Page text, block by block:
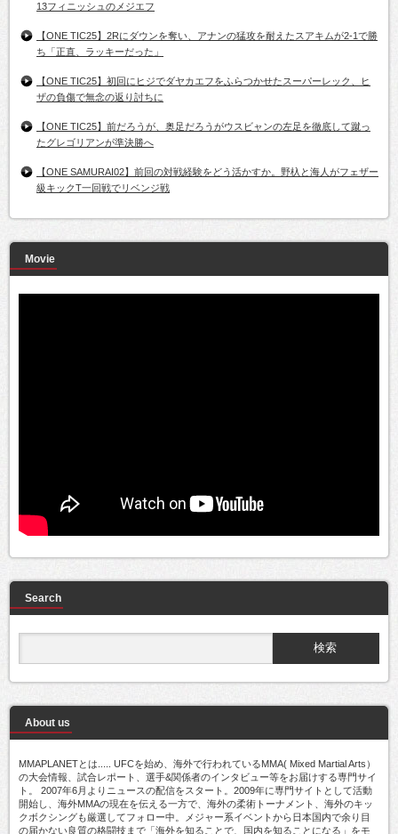
13フィニッシュのメジエフ
【ONE TIC25】2Rにダウンを奪い、アナンの猛攻を耐えたスアキムが2-1で勝
ち「正直、ラッキーだった」
【ONE TIC25】初回にヒジでダヤカエフをふらつかせたスーパーレック、ヒ
ザの負傷で無念の返り討ちに
【ONE TIC25】前だろうが、奥足だろうがウスビャンの左足を徹底して蹴っ
たグレゴリアンが準決勝へ
【ONE SAMURAI02】前回の対戦経験をどう活かすか。野杁と海人がフェザー
級キックT一回戦でリベンジ戦
Movie
Search
About us
MMAPLANETとは..... UFCを始め、海外で行われているMMA( Mixed Martial Arts）
の大会情報、試合レポート、選手&関係者のインタビュー等をお届けする専門サイ
ト。 2007年6月よりニュースの配信をスタート。2009年に専門サイトとして活動
開始し、海外MMAの現在を伝える一方で、海外の柔術トーナメント、海外のキッ
クボクシングも厳選してフォロー中。メジャー系イベントから日本国内で余り目
の届かない良質の格闘技まで「海外を知ることで、国内を知ることになる」をモ